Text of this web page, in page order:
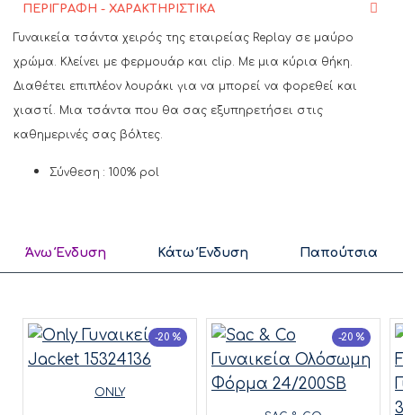
ΠΕΡΙΓΡΑΦΗ - ΧΑΡΑΚΤΗΡΙΣΤΙΚΑ
Γυναικεία τσάντα χειρός της εταιρείας Replay σε μαύρο
χρώμα. Κλείνει με φερμουάρ και clip. Με μια κύρια θήκη.
Διαθέτει επιπλέον λουράκι για να μπορεί να φορεθεί και
χιαστί. Μια τσάντα που θα σας εξυπηρετήσει στις
καθημερινές σας βόλτες.
Σύνθεση : 100% pol
Άνω Ένδυση Κάτω Ένδυση Παπούτσια
-20 %
ONLY
-20 %